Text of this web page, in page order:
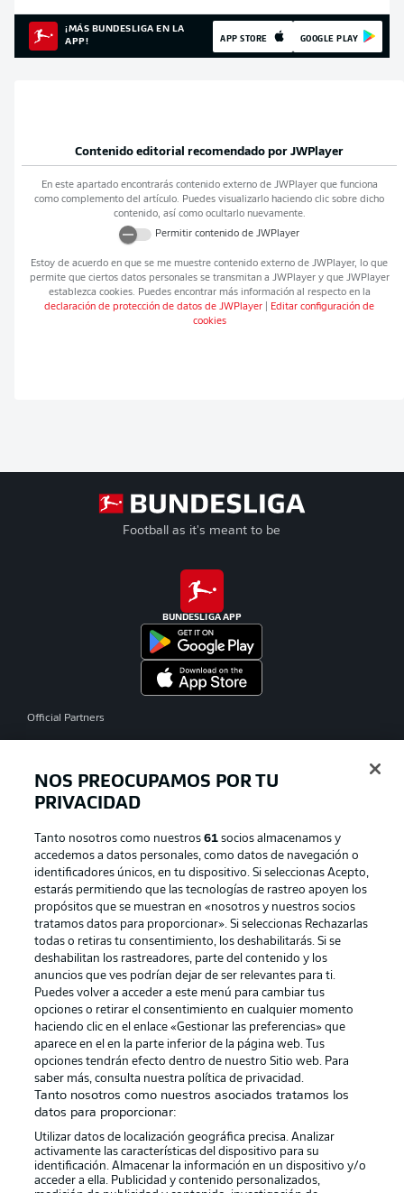
¡MÁS BUNDESLIGA EN LA
APP!
APP STORE GOOGLE PLAY
Contenido editorial recomendado por JWPlayer
En este apartado encontrarás contenido externo de JWPlayerque funciona
como complemento del artículo. Puedes visualizarlo haciendo clic sobre dicho
contenido, así como ocultarlo nuevamente.
Permitir contenido de JWPlayer
Estoy de acuerdo en que se me muestre contenido externo de JWPlayer, lo que
permite que ciertos datos personales se transmitan a JWPlayery que JWPlayer
establezca cookies. Puedes encontrar más información al respecto en la
declaración de protección de datos de JWPlayer
Editar configuración de
cookies
Football as it's meant to be
BUNDESLIGA APP
Official Partners
Publicidad Aviso legal
Gestionar las preferencias Declaracion de privacidad
Canales Trabajos
Jugadores Condiciones de uso
Sello Editorial Contacto
NOS PREOCUPAMOS POR TU
PRIVACIDAD
Tanto nosotros como nuestros61 socios almacenamos y
accedemos a datos personales, como datos de navegación o
identificadores únicos, en tu dispositivo. Si seleccionas Acepto,
estarás permitiendo que las tecnologías de rastreo apoyen los
propósitos que se muestran en «nosotros y nuestros socios
tratamos datos para proporcionar». Si seleccionas Rechazarlas
todas o retiras tu consentimiento, los deshabilitarás. Si se
deshabilitan los rastreadores, parte del contenido y los
anuncios que ves podrían dejar de ser relevantes para ti.
Puedes volver a acceder a este menú para cambiar tus
opciones o retirar el consentimiento en cualquier momento
haciendo clic en el enlace «Gestionar las preferencias» que
aparece en el en la parte inferior de la página web. Tus
opciones tendrán efecto dentro de nuestro Sitio web. Para
saber más, consulta nuestra política de privacidad.
Tanto nosotros como nuestros asociados tratamos los
datos para proporcionar:
Utilizar datos de localización geográfica precisa. Analizar
activamente las características del dispositivo para su
identificación. Almacenar la información en un dispositivo y/o
acceder a ella. Publicidad y contenido personalizados,